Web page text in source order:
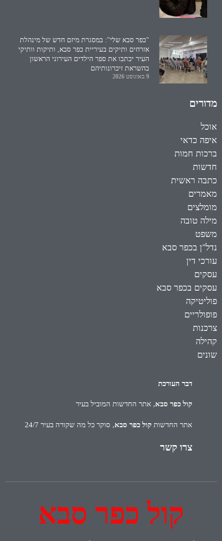
"כפר סבא שלי": במסגרת מיזם חדש של מינהלת
אזרחים ותיקים בעיריית כפר סבא, ותיקות וותיקי
העיר יכתבו את ספר הילדים העירוני הראשון
בהשראת זיכרונותיהם
9 באוגוסט 2026
מדורים
אוכל
איפה כדאי
ברכות חמות
חדשות
כתבה ראשית
מאמרים
מומלצים
מילה טובה
משפט
נדל"ן בכפר סבא
עורכי דין
עסקים
עסקים בכפר סבא
פוליטיקה
פופולריים
צרכנות
קהילה
שונים
דבר העורכת
קול כפר סבא, אתר החדשות המוביל בעיר
אתר החדשות קול כפר סבא, סוקר כל מה שקורה בעיר 24/7
צרו קשר
קול כפר סבא